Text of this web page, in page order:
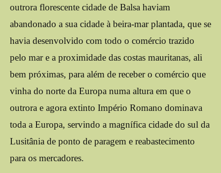
outrora florescente cidade de Balsa haviam
abandonado a sua cidade à beira-mar plantada, que se
havia desenvolvido com todo o comércio trazido
pelo mar e a proximidade das costas mauritanas, ali
bem próximas, para além de receber o comércio que
vinha do norte da Europa numa altura em que o
outrora e agora extinto Império Romano dominava
toda a Europa, servindo a magnífica cidade do sul da
Lusitânia de ponto de paragem e reabastecimento
para os mercadores.